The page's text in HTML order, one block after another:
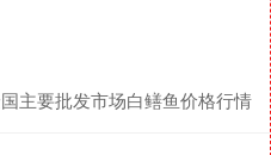
主要批发市场白鳝鱼价格行情